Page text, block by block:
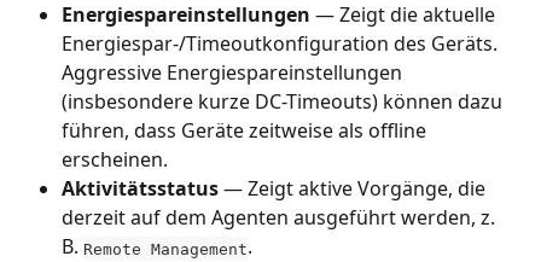
Energiespareinstellungen — Zeigt die aktuelle
Energiespar-/Timeoutkonfiguration des Geräts.
Aggressive Energiespareinstellungen
(insbesondere kurze DC-Timeouts) können dazu
führen, dass Geräte zeitweise als offline
erscheinen.
Aktivitätsstatus — Zeigt aktive Vorgänge, die
derzeit auf dem Agenten ausgeführt werden, z.
B. Remote Management.